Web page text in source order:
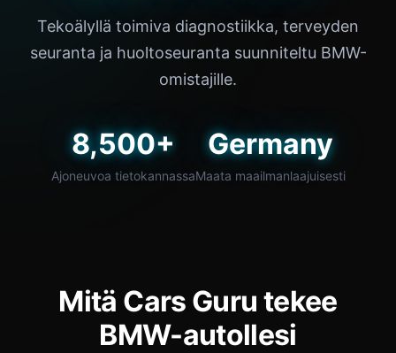
Tekoälyllä toimiva diagnostiikka, terveyden
seuranta ja huoltoseuranta suunniteltu BMW-
omistajille.
8,500+
Ajoneuvoa tietokannassa
Germany
Maata maailmanlaajuisesti
Mitä Cars Guru tekee
BMW-autollesi